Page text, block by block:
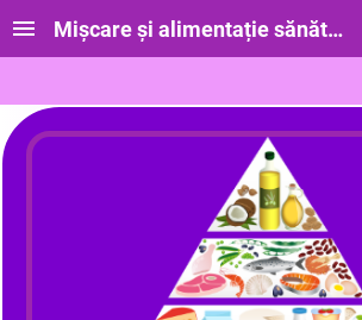
Mișcare și alimentație sănătoasă